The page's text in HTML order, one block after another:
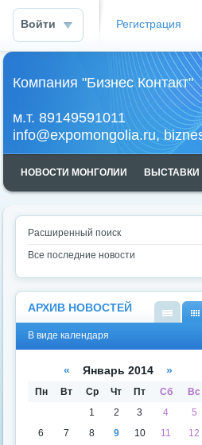
Войти Регистрация
Компания "Бизнес Контакт" -
Компания "Бизнес Контакт"
м.т. 89149591011
info@expomongolia.ru,
НОВОСТИ МОНГОЛИИ ВЫСТАВКИ
Расширенный поиск
Все последние новости
АРХИВ НОВОСТЕЙ
списк
В виде календаря
« Январь 2014 »
Пн Вт Ср Чт Пт Сб
Вс
1
2 3 4
5
6
7 8 9 10 11
12